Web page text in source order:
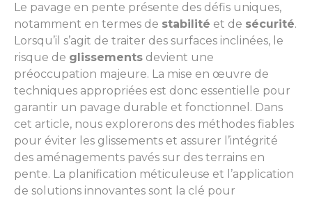
Le pavage en pente présente des défis uniques,
notamment en termes de stabilité et de sécurité.
Lorsqu’il s’agit de traiter des surfaces inclinées, le
risque de glissements devient une
préoccupation majeure. La mise en œuvre de
techniques appropriées est donc essentielle pour
garantir un pavage durable et fonctionnel. Dans
cet article, nous explorerons des méthodes fiables
pour éviter les glissements et assurer l’intégrité
des aménagements pavés sur des terrains en
pente. La planification méticuleuse et l’application
de solutions innovantes sont la clé pour